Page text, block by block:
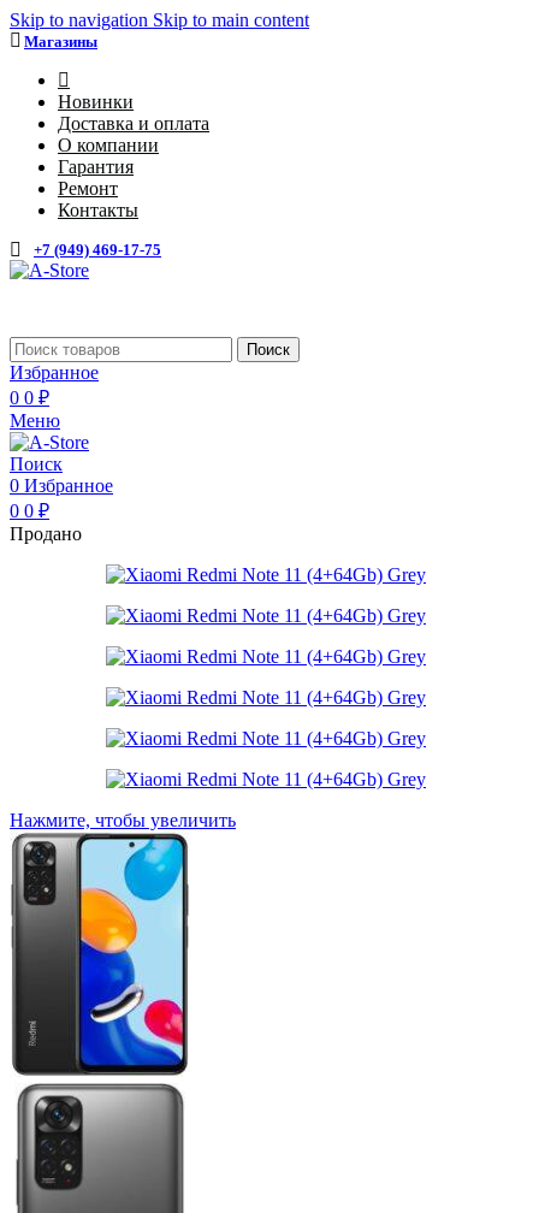
Skip to navigation Skip to main content
Магазины
Новинки
Доставка и оплата
О компании
Гарантия
Ремонт
Контакты
+7 (949) 469-17-75
Поиск
Избранное
0 0 ₽
Меню
Поиск
0 Избранное
0 0 ₽
Продано
Нажмите, чтобы увеличить